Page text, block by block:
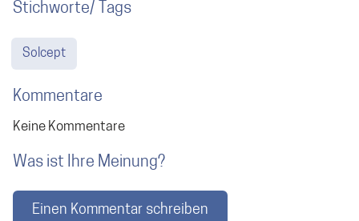
Stichworte/ Tags
Solcept
Kommentare
Keine Kommentare
Was ist Ihre Meinung?
Einen Kommentar schreiben